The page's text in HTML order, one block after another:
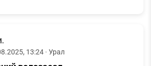
13:24 · Урал